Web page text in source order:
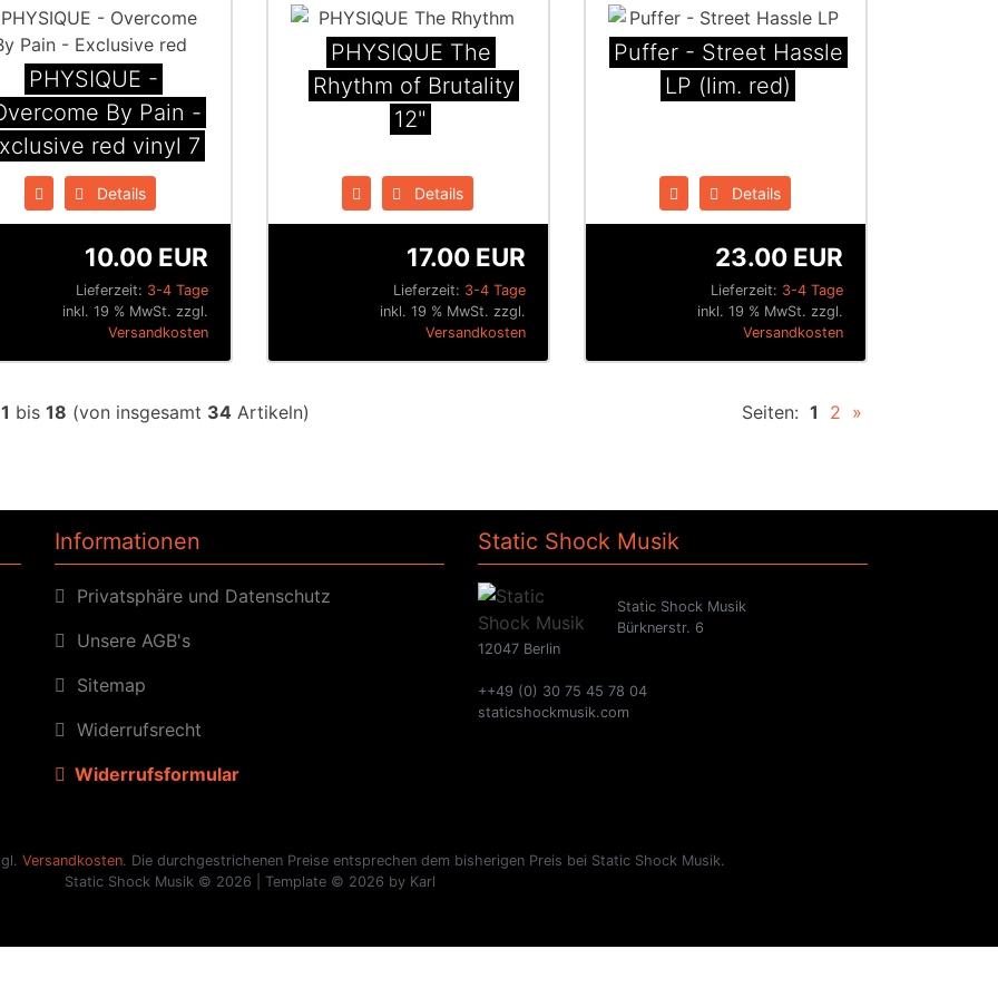
PHYSIQUE -
By Pain -
red vinyl 7
Details
Lieferzeit: 3-4 Tage
10.00 EUR
inkl. 19 % MwSt. zzgl.
Versandkosten
PHYSIQUE The
Rhythm of Brutality
12"
Details
Lieferzeit: 3-4 Tage
17.00 EUR
inkl. 19 % MwSt. zzgl.
Versandkosten
Puffer - Street Hassle
LP (lim. red)
Details
Lieferzeit: 3-4 Tage
23.00 EUR
inkl. 19 % MwSt. zzgl.
Versandkosten
1 bis 18 (von insgesamt 34 Artikeln) Seiten: 1 2 »
Informationen
Privatsphäre und Datenschutz
Unsere AGB's
Sitemap
Widerrufsrecht
Widerrufsformular
Static Shock Musik
Static Shock Musik
Bürknerstr. 6
12047 Berlin
++49 (0) 30 75 45 78 04
staticshockmusik.com
Versandkosten. Die durchgestrichenen Preise entsprechen dem bisherigen Preis bei Static Shock Musik.
Static Shock Musik © 2026 | Template © 2026 by Karl